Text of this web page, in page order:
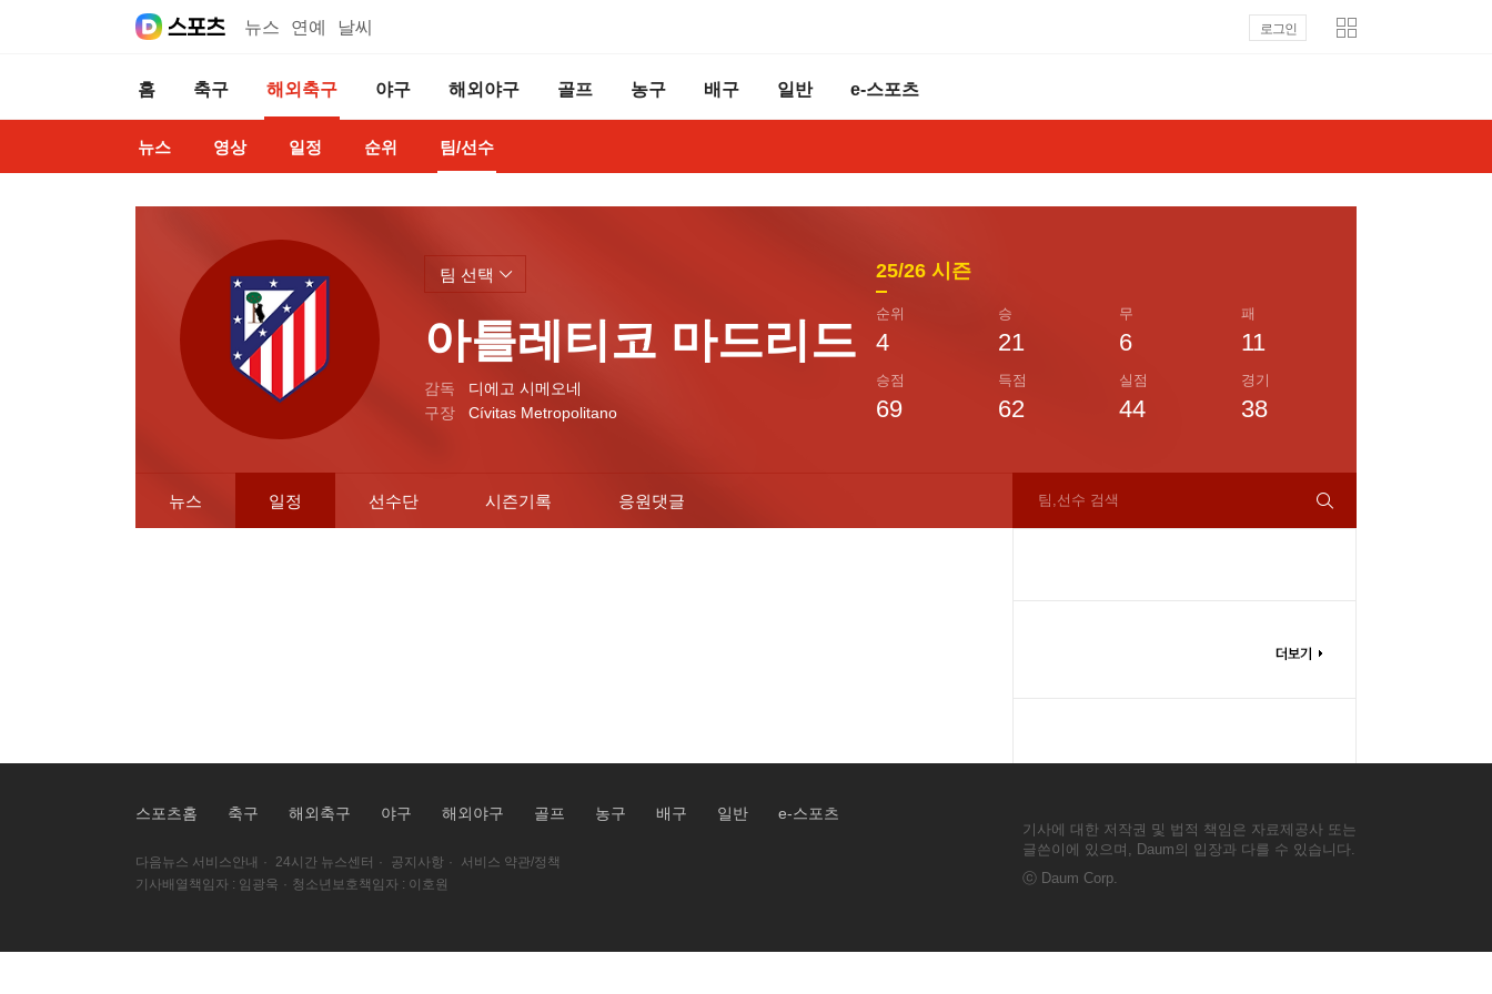
뉴스 연예 날씨 로그인
홈 축구 해외축구 야구 해외야구 골프 농구 배구 일반 e-스포츠
뉴스 영상 일정 순위 팀/선수
아틀레티코 마드리드
감독
디에고 시메오네
구장
Cívitas Metropolitano
25/26 시즌
순위
4
승
21
무
6
패
11
승점
69
득점
62
실점
44
경기
38
팀 선택
팀,선수 검색
뉴스 일정 선수단 시즌기록 응원댓글
스포츠홈 축구 해외축구 야구 해외야구 골프 농구 배구 일반 e-스포츠
다음뉴스 서비스안내 · 24시간 뉴스센터 · 공지사항 ·
서비스 약관/정책
기사배열책임자 : 임광욱 · 청소년보호책임자 : 이호원
기사에 대한 저작권 및 법적 책임은 자료제공사 또는
글쓴이에 있으며, Daum의 입장과 다를 수 있습니다.
ⓒ Daum Corp.